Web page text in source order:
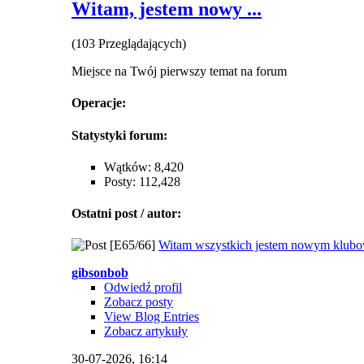
Witam, jestem nowy ...
(103 Przeglądających)
Miejsce na Twój pierwszy temat na forum
Operacje:
Statystyki forum:
Wątków: 8,420
Posty: 112,428
Ostatni post / autor:
[E65/66] Witam wszystkich jestem nowym
gibsonbob
Odwiedź profil
Zobacz posty
View Blog Entries
Zobacz artykuły
30-07-2026, 16:14